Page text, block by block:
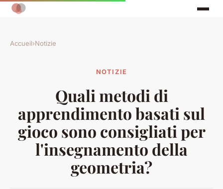
Accueil›Notizie
NOTIZIE
Quali metodi di
apprendimento basati sul
gioco sono consigliati per
l'insegnamento della
geometria?